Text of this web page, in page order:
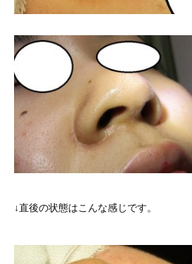
↓直後の状態はこんな感じです。